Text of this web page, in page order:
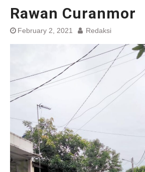
Rawan Curanmor
February 2, 2021 Redaksi